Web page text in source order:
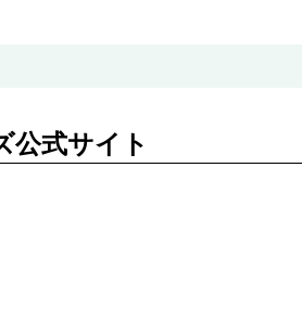
公式サイト